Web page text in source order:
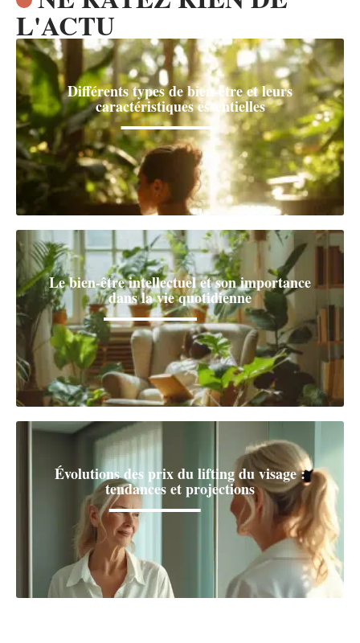
L'ACTU
Différents types de bien-être et leurs
caractéristiques essentielles
Le bien-être intellectuel et son importance
dans la vie quotidienne
Évolutions des prix du lifting du visage :
tendances et projections